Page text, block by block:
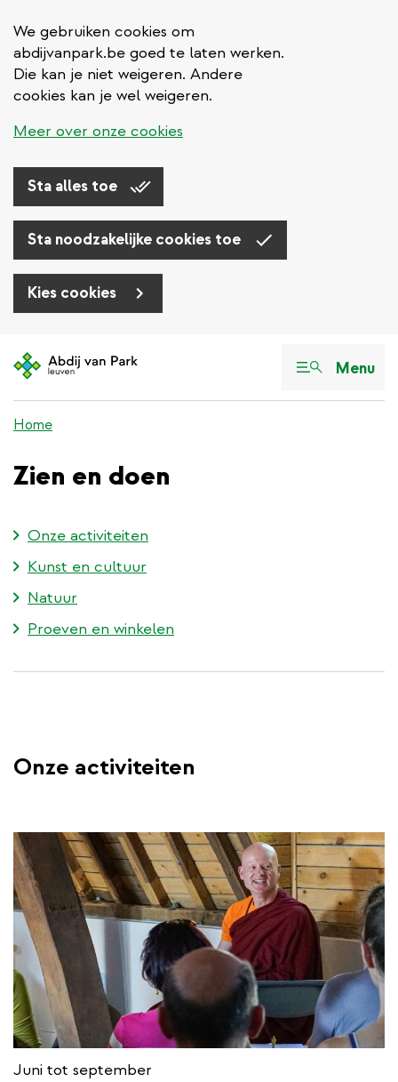
We gebruiken cookies om
abdijvanpark.be goed te laten werken.
Die kan je niet weigeren. Andere
cookies kan je wel weigeren.
Meer over onze cookies
Sta alles toe
Sta noodzakelijke cookies toe
Kies cookies
en
inhoud
Menu
Home
Zien en doen
Onze activiteiten
Kunst en cultuur
Natuur
Proeven en winkelen
Onze activiteiten
Juni tot september